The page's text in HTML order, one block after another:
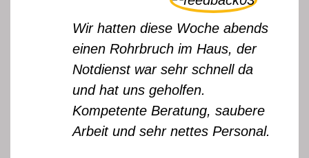
Wir hatten diese Woche abends
einen Rohrbruch im Haus, der
Notdienst war sehr schnell da
und hat uns geholfen.
Kompetente Beratung, saubere
Arbeit und sehr nettes Personal.